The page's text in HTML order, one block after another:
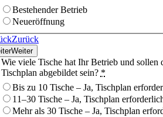
Bestehender Betrieb
Neueröffnung
Zurück
Weiter
Wie viele Tische hat Ihr Betrieb und sollen
Tischplan abgebildet sein? *
Bis zu 10 Tische – Ja, Tischplan
11–30 Tische – Ja, Tischplan
Mehr als 30 Tische – Ja, Tischplan